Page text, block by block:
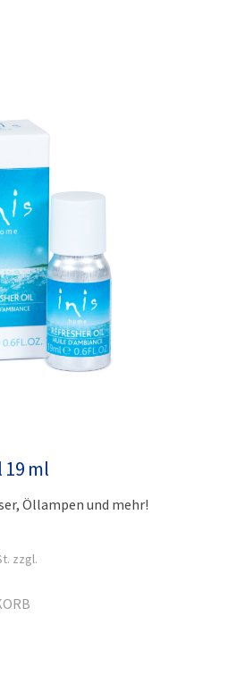
19 ml
Öllampen und mehr!
zzgl.